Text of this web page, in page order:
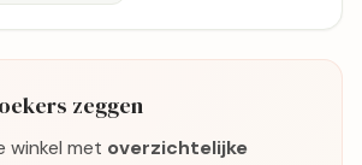
zeggen
winkel met overzichtelijke